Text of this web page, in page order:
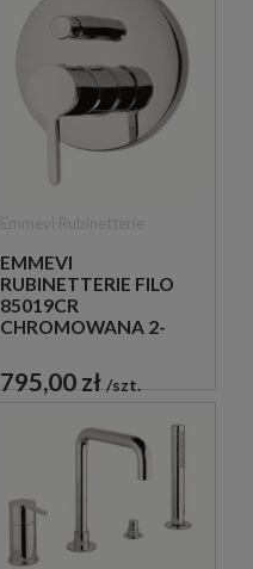
EMMEVI
RUBINETTERIE FILO
85019CR
CHROMOWANA 2-
PODTYNKOWA
795,00 zł szt.